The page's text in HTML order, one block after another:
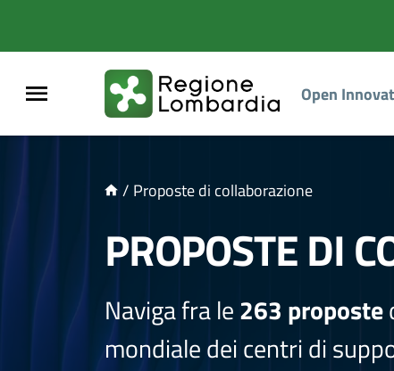
Open
/ Proposte di collaborazione
PROPOSTE DI
Naviga fra le263 proposte
mondiale dei centri di